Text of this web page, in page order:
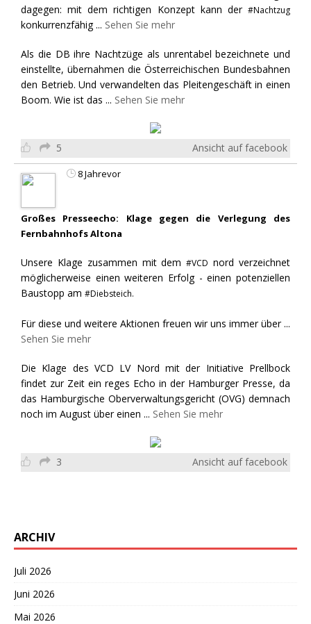
dagegen: mit dem richtigen Konzept kann der #Nachtzug
konkurrenzfähig ... Sehen Sie mehr
Als die DB ihre Nachtzüge als unrentabel bezeichnete und
einstellte, übernahmen die Österreichischen Bundesbahnen
den Betrieb. Und verwandelten das Pleitengeschäft in einen
Boom. Wie ist das ... Sehen Sie mehr
5 Ansicht auf facebook
8 Jahrevor
Großes Presseecho: Klage gegen die Verlegung des
Fernbahnhofs Altona
Unsere Klage zusammen mit dem#VCD nord verzeichnet
möglicherweise einen weiteren Erfolg - einen potenziellen
Baustopp am #Diebsteich.
Für diese und weitere Aktionen freuen wir uns immer über ...
Sehen Sie mehr
Die Klage des VCD LV Nord mit der Initiative Prellbock
findet zur Zeit ein reges Echo in der Hamburger Presse, da
das Hamburgische Oberverwaltungsgericht (OVG) demnach
noch im August über einen ... Sehen Sie mehr
3 Ansicht auf facebook
ARCHIV
Juli 2026
Juni 2026
Mai 2026